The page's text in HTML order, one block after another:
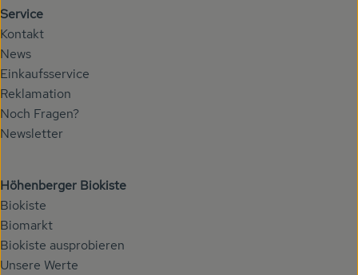
Service
Kontakt
News
Einkaufsservice
Reklamation
Noch Fragen?
Newsletter
Höhenberger Biokiste
Biokiste
Biomarkt
Biokiste ausprobieren
Unsere Werte